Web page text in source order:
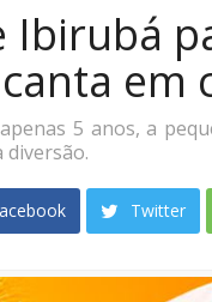
Ibirubá
em
5 anos, a
diversão.
Twitter